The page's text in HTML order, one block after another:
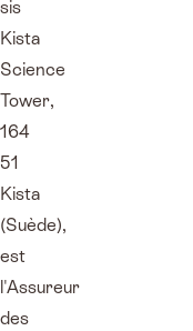
sis
Kista
Science
Tower,
164
51
Kista
(Suède),
est
l'Assureur
des